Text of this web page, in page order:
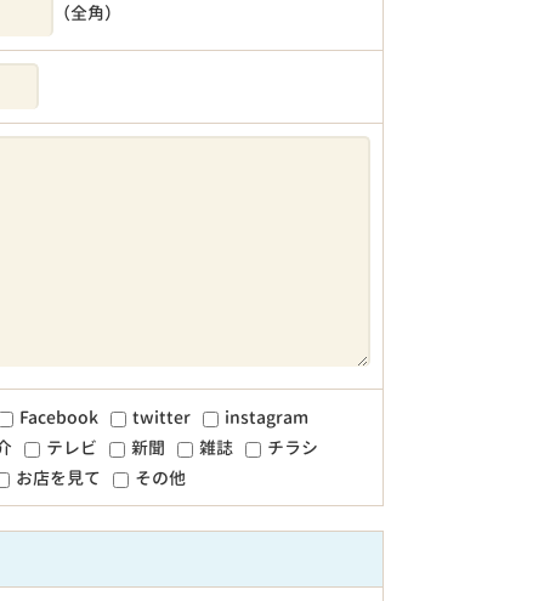
（全角）
Facebook twitter
instagram
テレビ 新聞 雑誌
チラシ
お店を見て
その他